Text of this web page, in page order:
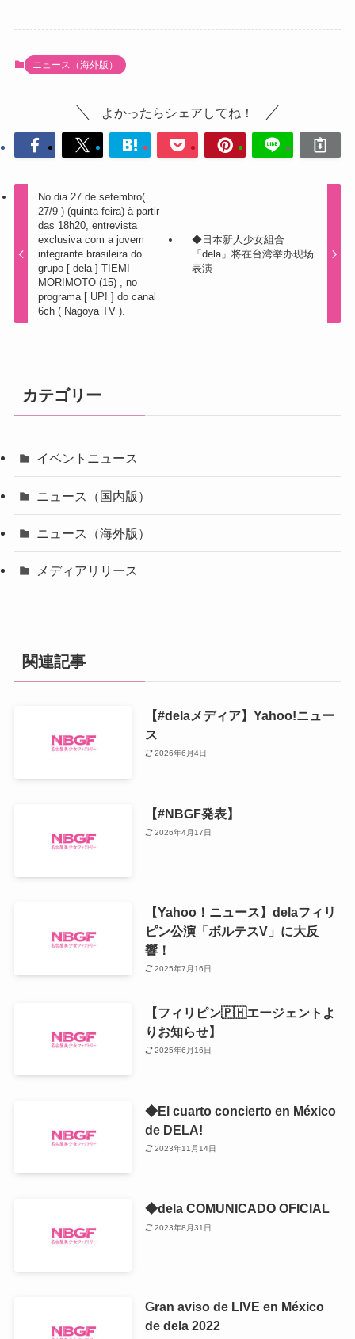
ニュース（海外版）
よかったらシェアしてね！
No dia 27 de setembro(
27/9 ) (quinta-feira) à partir
das 18h20, entrevista
exclusiva com a jovem
integrante brasileira do
grupo [ dela ] TIEMI
MORIMOTO (15) , no
programa [ UP! ] do canal
6ch ( Nagoya TV ).
◆日本新人少女組合
「dela」将在台湾举办现场
表演
カテゴリー
イベントニュース
ニュース（国内版）
ニュース（海外版）
メディアリリース
関連記事
【#delaメディア】Yahoo!ニュー
ス
2026年6月4日
【#NBGF発表】
2026年4月17日
【Yahoo！ニュース】delaフィリ
ピン公演「ボルテスV」に大反
響！
2025年7月16日
【フィリピン🇵🇭エージェントよ
りお知らせ】
2025年6月16日
◆El cuarto concierto en México
de DELA!
2023年11月14日
◆dela COMUNICADO OFICIAL
2023年8月31日
Gran aviso de LIVE en México
de dela 2022